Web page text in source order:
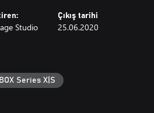
Studio
Çıkış tarihi
25.06.2020
Series X|S